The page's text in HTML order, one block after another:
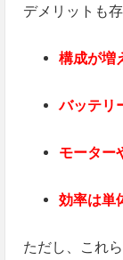
デメリットも存
構成が増
バッテリ
モーター
効率は単
ただし、これ